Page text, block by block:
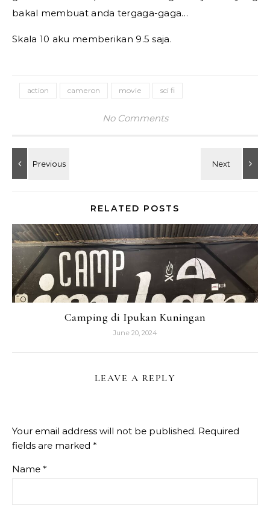
bakal membuat anda tergaga-gaga…
Skala 10 aku memberikan 9.5 saja.
action cameron movie sci fi
No Comments
RELATED POSTS
Camping di Ipukan Kuningan
June 20, 2024
LEAVE A REPLY
Your email address will not be published. Required
fields are marked *
Name *